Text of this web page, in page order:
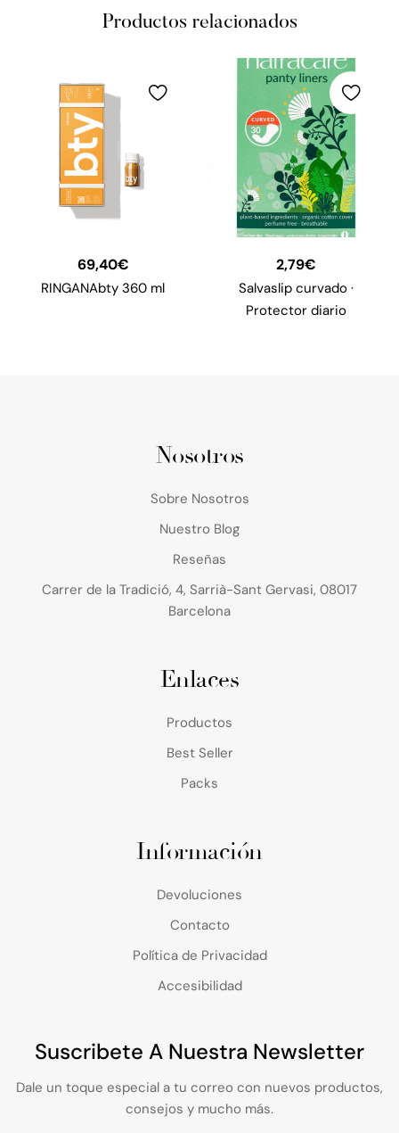
Productos relacionados
69,40€
RINGANAbty 360 ml
2,79€
Salvaslip curvado ·
Protector diario
Nosotros
Sobre Nosotros
Nuestro Blog
Reseñas
Carrer de la Tradició, 4, Sarrià-Sant Gervasi, 08017
Barcelona
Enlaces
Productos
Best Seller
Packs
Información
Devoluciones
Contacto
Política de Privacidad
Accesibilidad
Suscribete A Nuestra Newsletter
Dale un toque especial a tu correo con nuevos productos,
consejos y mucho más.